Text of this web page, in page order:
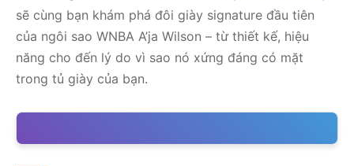
sẽ cùng bạn khám phá đôi giày signature đầu tiên
của ngôi sao WNBA A’ja Wilson – từ thiết kế, hiệu
năng cho đến lý do vì sao nó xứng đáng có mặt
trong tủ giày của bạn.